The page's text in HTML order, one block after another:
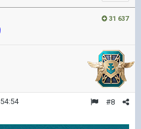
31 637
#8